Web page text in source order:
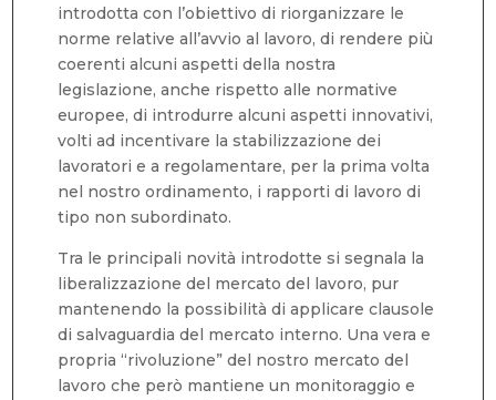
introdotta con l’obiettivo di riorganizzare le
norme relative all’avvio al lavoro, di rendere più
coerenti alcuni aspetti della nostra
legislazione, anche rispetto alle normative
europee, di introdurre alcuni aspetti innovativi,
volti ad incentivare la stabilizzazione dei
lavoratori e a regolamentare, per la prima volta
nel nostro ordinamento, i rapporti di lavoro di
tipo non subordinato.
Tra le principali novità introdotte si segnala la
liberalizzazione del mercato del lavoro, pur
mantenendo la possibilità di applicare clausole
di salvaguardia del mercato interno. Una vera e
propria “rivoluzione” del nostro mercato del
lavoro che però mantiene un monitoraggio e